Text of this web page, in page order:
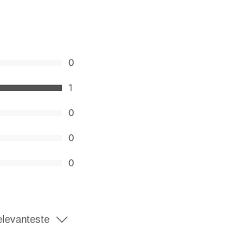
0
1
0
0
0